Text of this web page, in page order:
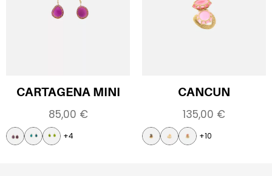
CARTAGENA MINI
85,00 €
+4
CANCUN
135,00 €
+10